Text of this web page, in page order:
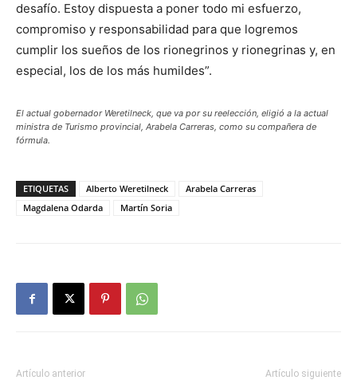
desafío. Estoy dispuesta a poner todo mi esfuerzo,
compromiso y responsabilidad para que logremos
cumplir los sueños de los rionegrinos y rionegrinas y, en
especial, los de los más humildes”.
El actual gobernador Weretilneck, que va por su reelección, eligió a la actual
ministra de Turismo provincial, Arabela Carreras, como su compañera de
fórmula.
ETIQUETAS Alberto Weretilneck
Arabela Carreras
Magdalena Odarda
Martín Soria
Artículo anterior Artículo siguiente